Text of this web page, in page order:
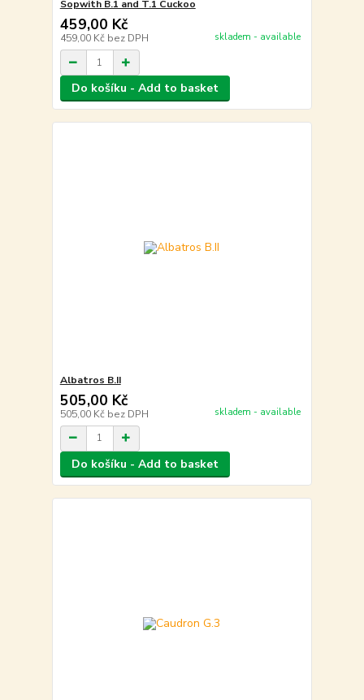
Sopwith B.1 and T.1 Cuckoo
459,00 Kč
459,00 Kč bez DPH skladem - available
Do košíku - Add to basket
Albatros B.II
505,00 Kč
505,00 Kč bez DPH skladem - available
Do košíku - Add to basket